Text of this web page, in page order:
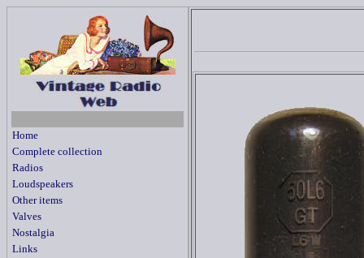
Home
Complete collection
Radios
Loudspeakers
Other items
Valves
Nostalgia
Links